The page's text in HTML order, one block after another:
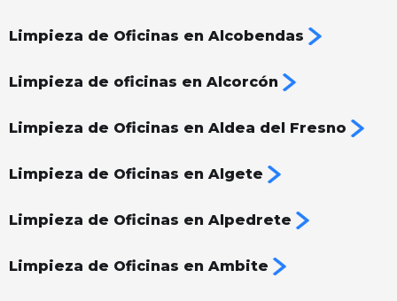
Limpieza de Oficinas en Alcobendas
Limpieza de oficinas en Alcorcón
Limpieza de Oficinas en Aldea del Fresno
Limpieza de Oficinas en Algete
Limpieza de Oficinas en Alpedrete
Limpieza de Oficinas en Ambite